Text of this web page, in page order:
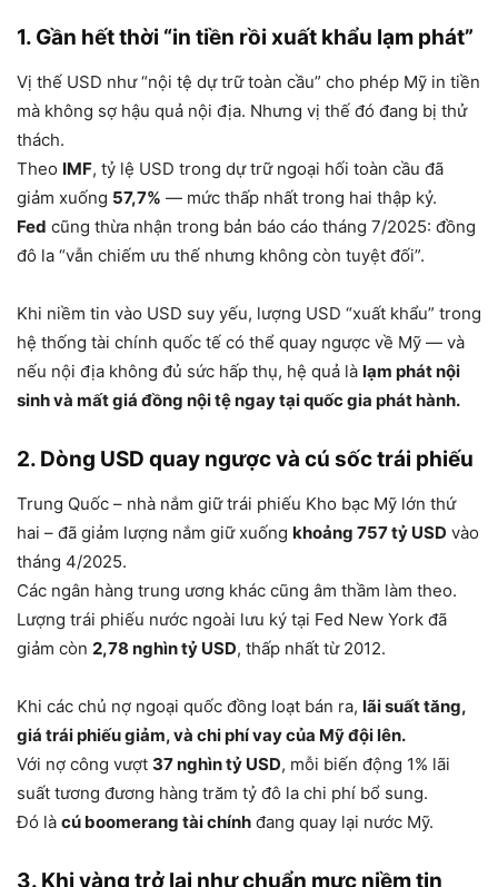
1. Gần hết thời “in tiền rồi xuất khẩu lạm phát”
Vị thế USD như “nội tệ dự trữ toàn cầu” cho phép Mỹ in tiền
mà không sợ hậu quả nội địa. Nhưng vị thế đó đang bị thử
thách.
Theo IMF, tỷ lệ USD trong dự trữ ngoại hối toàn cầu đã
giảm xuống 57,7% — mức thấp nhất trong hai thập kỷ.
Fed cũng thừa nhận trong bản báo cáo tháng 7/2025: đồng
đô la “vẫn chiếm ưu thế nhưng không còn tuyệt đối”.
Khi niềm tin vào USD suy yếu, lượng USD “xuất khẩu” trong
hệ thống tài chính quốc tế có thể quay ngược về Mỹ — và
nếu nội địa không đủ sức hấp thụ, hệ quả là lạm phát nội
sinh và mất giá đồng nội tệ ngay tại quốc gia phát hành.
2. Dòng USD quay ngược và cú sốc trái phiếu
Trung Quốc – nhà nắm giữ trái phiếu Kho bạc Mỹ lớn thứ
hai – đã giảm lượng nắm giữ xuống khoảng 757 tỷ USD vào
tháng 4/2025.
Các ngân hàng trung ương khác cũng âm thầm làm theo.
Lượng trái phiếu nước ngoài lưu ký tại Fed New York đã
giảm còn 2,78 nghìn tỷ USD, thấp nhất từ 2012.
Khi các chủ nợ ngoại quốc đồng loạt bán ra, lãi suất tăng,
giá trái phiếu giảm, và chi phí vay của Mỹ đội lên.
Với nợ công vượt 37 nghìn tỷ USD, mỗi biến động 1% lãi
suất tương đương hàng trăm tỷ đô la chi phí bổ sung.
Đó là cú boomerang tài chính đang quay lại nước Mỹ.
3. Khi vàng trở lại như chuẩn mực niềm tin